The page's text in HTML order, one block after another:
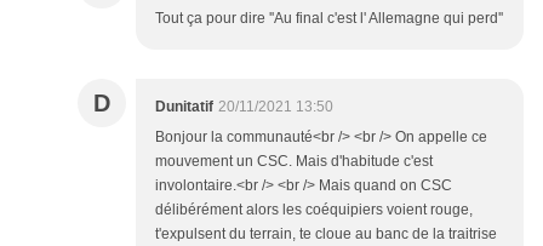
Tout ça pour dire ''Au final c'est l' Allemagne qui perd''
D Dunitatif 20/11/2021 13:50
Bonjour la communauté<br /> <br /> On appelle ce
mouvement un CSC. Mais d'habitude c'est
involontaire.<br /> <br /> Mais quand on CSC
délibérément alors les coéquipiers voient rouge,
t'expulsent du terrain, te cloue au banc de la traitrise